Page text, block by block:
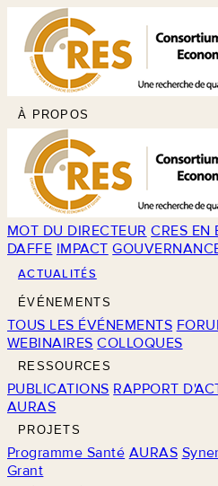
À PROPOS
MOT DU DIRECTEUR CRES EN
DAFFE IMPACT
ACTUALITÉS
ÉVÉNEMENTS
TOUS LES ÉVÉNEMENTS
WEBINAIRES COLLOQUES
RESSOURCES
PUBLICATIONS RAPPORT
AURAS
PROJETS
Programme Santé AURAS
Grant